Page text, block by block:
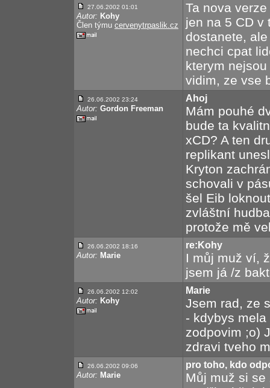
27.06.2002 01:01
Autor: Kohy
Člen týmu cervenytrpaslik.cz
Ta nova
jen na 5 CD v
dostanete,
nechci cpat
kterym
vidim, ze vse
26.06.2002 23:24
Autor: Gordon Freeman
Ahoj
Mám pouhé
bude ta
xCD? A ten
replikant
Kryton
schovali v
šel Eib
zvláštní
protože mě
26.06.2002 18:16
Autor: Marie
re:Kohy
I můj muž ví,
jsem já /z
26.06.2002 12:02
Autor: Kohy
Marie
Jsem rad, ze
- kdybys
zodpovim ;o)
zdravi tveho
26.06.2002 09:06
Autor: Marie
pro toho, kdo
Můj muž si